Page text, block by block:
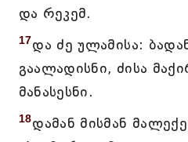
და რეკემ.
17და ძე ულამისა:
გაალადისნი, ძისა
მანასესნი.
18დამან მისმან